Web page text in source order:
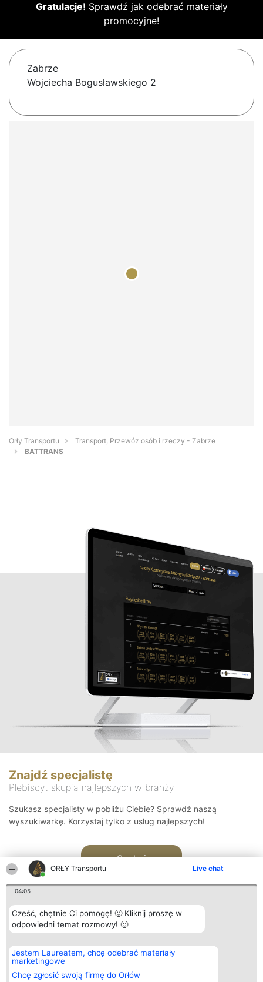
ORŁY Transportu Live chat
04:05
Cześć, chętnie Ci pomogę! 🙂 Kliknij proszę w
odpowiedni temat rozmowy! 🙂
Jestem Laureatem, chcę odebrać materiały
marketingowe
Chcę zgłosić swoją firmę do Orłów
Gratulacje! Sprawdź jak odebrać materiały
promocyjne!
Zabrze
Wojciecha Bogusławskiego 2
Orły Transportu
Transport, Przewóz osób i rzeczy - Zabrze
BATTRANS
Znajdź specjalistę
Plebiscyt skupia najlepszych w branży
Szukasz specjalisty w pobliżu Ciebie? Sprawdź naszą
wyszukiwarkę. Korzystaj tylko z usług najlepszych!
Szukaj
Organizator plebiscytu
Bright Side Solutions sp. z o.
o. sp. k.
ul. Ruska 22
Wrocław 50-079
Plebiscyt
Laureaci
wszystkich
Laureatów
Kontakt
Kontakt